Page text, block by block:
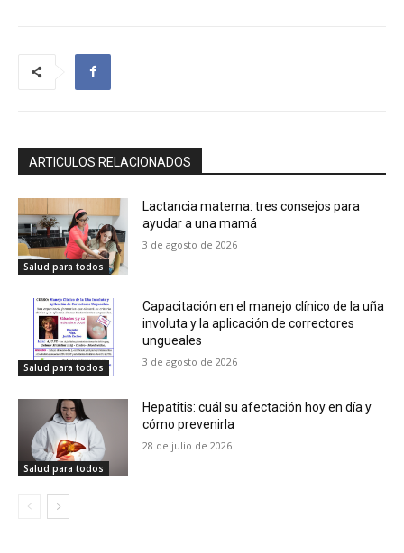
ARTICULOS RELACIONADOS
Salud para todos
Lactancia materna: tres consejos para
ayudar a una mamá
3 de agosto de 2026
Salud para todos
Capacitación en el manejo clínico de la uña
involuta y la aplicación de correctores
ungueales
3 de agosto de 2026
Salud para todos
Hepatitis: cuál su afectación hoy en día y
cómo prevenirla
28 de julio de 2026